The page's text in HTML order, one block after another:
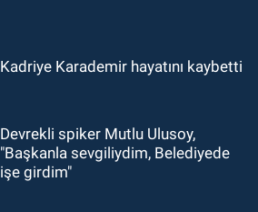
Kadriye Karademir hayatını kaybetti
Devrekli spiker Mutlu Ulusoy,
"Başkanla sevgiliydim, Belediyede
işe girdim"